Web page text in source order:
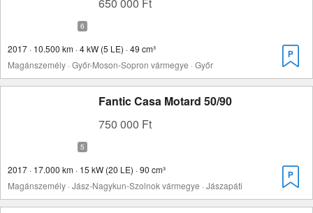
2017 · 10.500 km · 4 kW (5 LE) · 49 cm³
Magánszemély · Győr-Moson-Sopron vármegye · Győr
Fantic Casa Motard 50/90
750 000 Ft
2017 · 17.000 km · 15 kW (20 LE) · 90 cm³
Magánszemély · Jász-Nagykun-Szolnok vármegye · Jászapáti